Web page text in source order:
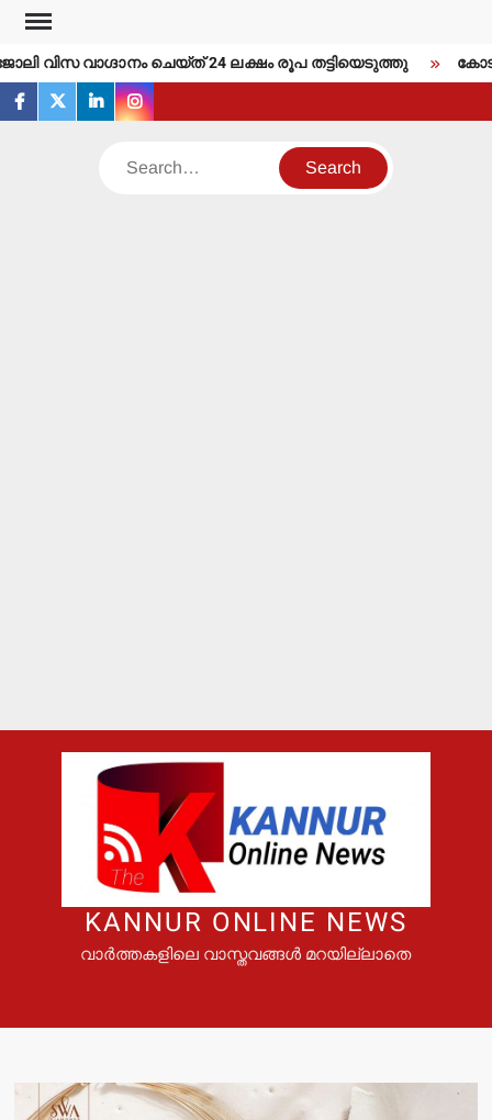
Skip
content
വിസ വാഗ്ദാനം ചെയ്ത് 24 ലക്ഷം രൂപ തട്ടിയെടുത്തു
facebook
twitterlinkedininstagram
Search
KANNUR ONLINE NEWS
വാർത്തകളിലെ വാസ്തവങ്ങൾ മറയില്ലാതെ